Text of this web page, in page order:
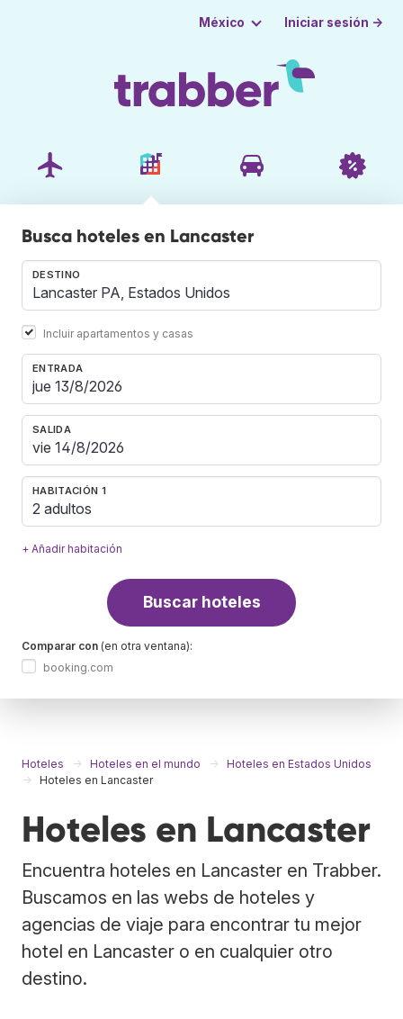
México Iniciar sesión →
Busca hoteles en Lancaster
DESTINO
Incluir apartamentos y casas
ENTRADA
SALIDA
HABITACIÓN 1
2 adultos
+ Añadir habitación
Buscar hoteles
Comparar con (en otra ventana):
booking.com
Hoteles Hoteles en el mundo
Hoteles en Estados Unidos
Hoteles en Lancaster
Hoteles en Lancaster
Encuentra hoteles en Lancaster en Trabber.
Buscamos en las webs de hoteles y
agencias de viaje para encontrar tu mejor
hotel en Lancaster o en cualquier otro
destino.